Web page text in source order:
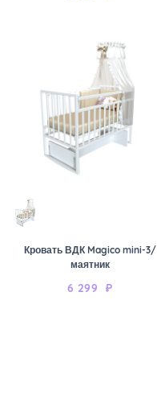
Кровать ВДК Magico mini-3/
маятник
6 299 ₽